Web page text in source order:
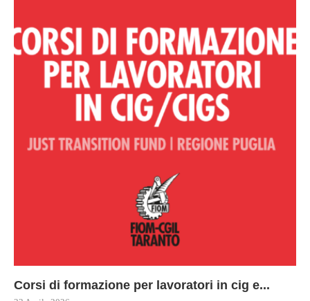
Corsi di formazione per lavoratori in cig e...